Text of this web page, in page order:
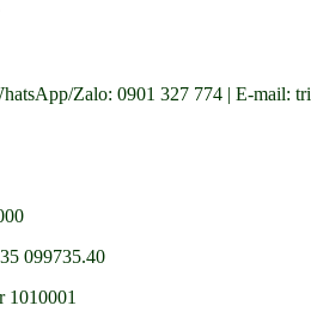
Zalo: 0901 327 774 | E-mail:
099735.40
1010001